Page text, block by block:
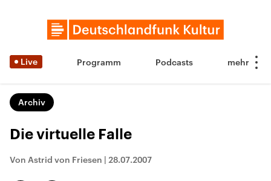
Live Programm Podcasts
Archiv
Die virtuelle Falle
Von Astrid von Friesen | 28.07.2007